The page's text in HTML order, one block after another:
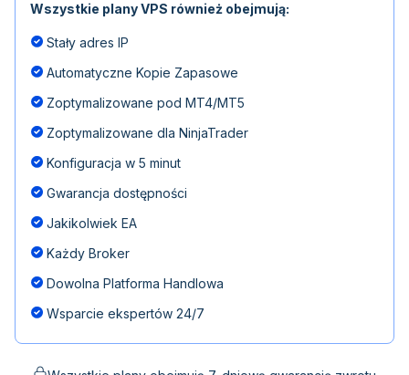
Wszystkie plany VPS również obejmują:
Stały adres IP
Automatyczne Kopie Zapasowe
Zoptymalizowane pod MT4/MT5
Zoptymalizowane dla NinjaTrader
Konfiguracja w 5 minut
Gwarancja dostępności
Jakikolwiek EA
Każdy Broker
Dowolna Platforma Handlowa
Wsparcie ekspertów 24/7